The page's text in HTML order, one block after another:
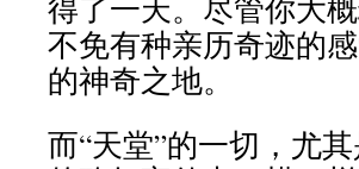
得了一天。尽管你大
不免有种亲历奇迹的
的神奇之地。
而“天堂”的一切，尤